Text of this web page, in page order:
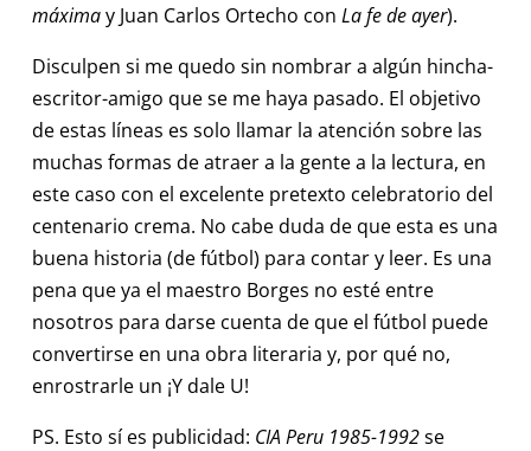
máximay Juan Carlos Ortecho con La fe de ayer).
Disculpen si me quedo sin nombrar a algún hincha-
escritor-amigo que se me haya pasado. El objetivo
de estas líneas es solo llamar la atención sobre las
muchas formas de atraer a la gente a la lectura, en
este caso con el excelente pretexto celebratorio del
centenario crema. No cabe duda de que esta es una
buena historia (de fútbol) para contar y leer. Es una
pena que ya el maestro Borges no esté entre
nosotros para darse cuenta de que el fútbol puede
convertirse en una obra literaria y, por qué no,
enrostrarle un ¡Y dale U!
PS. Esto sí es publicidad: CIA Peru 1985-1992se